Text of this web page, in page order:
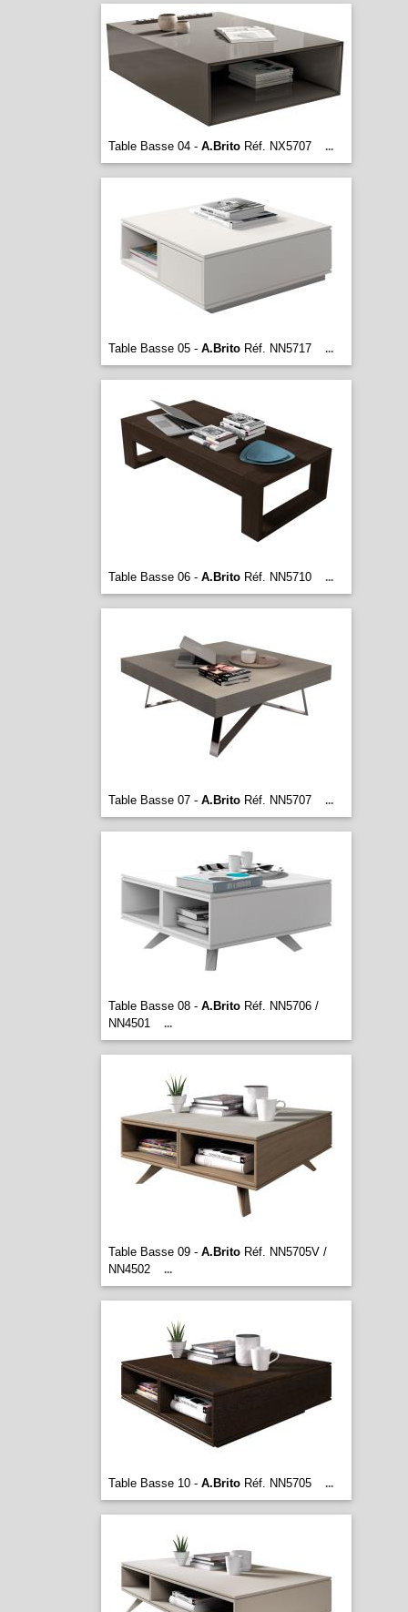
Table Basse 04 - A.BritoRéf. NX5707 ...
Table Basse 05 - A.BritoRéf. NN5717 ...
Table Basse 06 - A.BritoRéf. NN5710 ...
Table Basse 07 - A.BritoRéf. NN5707 ...
Table Basse 08 - A.BritoRéf. NN5706 /
NN4501
...
Table Basse 09 - A.BritoRéf. NN5705V /
NN4502
...
Table Basse 10 - A.BritoRéf. NN5705 ...